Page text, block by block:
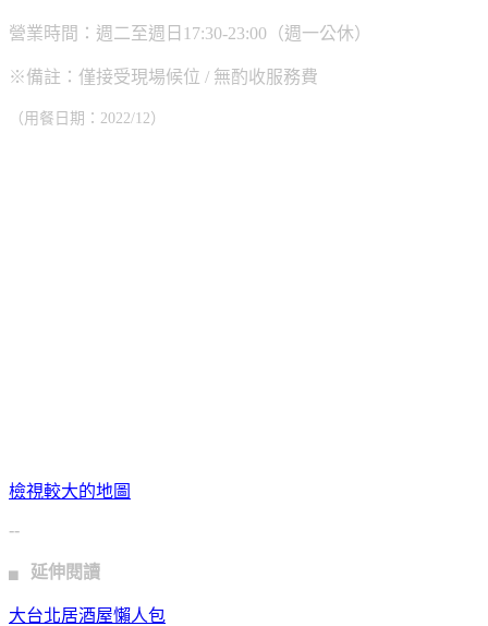
營業時間：週二至週日17:30-23:00（週一公休）
※備註：僅接受現場候位 / 無酌收服務費
（用餐日期：2022/12）
檢視較大的地圖
--
▖ 延伸閱讀
大台北居酒屋懶人包